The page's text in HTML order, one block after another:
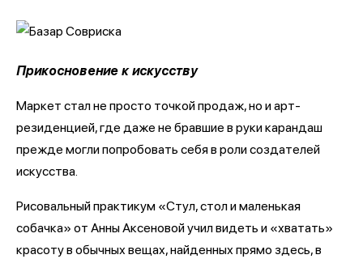
Прикосновение к искусству
Маркет стал не просто точкой продаж, но и арт-
резиденцией, где даже не бравшие в руки карандаш
прежде могли попробовать себя в роли создателей
искусства.
Рисовальный практикум «Стул, стол и маленькая
собачка» от Анны Аксеновой учил видеть и «хватать»
красоту в обычных вещах, найденных прямо здесь, в